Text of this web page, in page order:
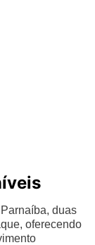
duas
oferecendo